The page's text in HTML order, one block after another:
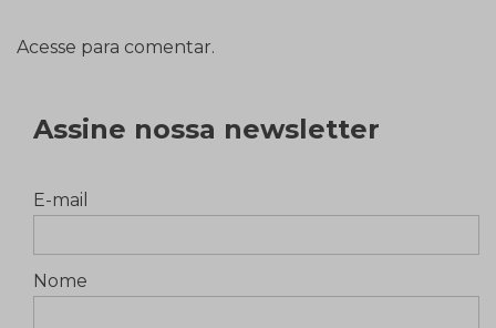
Acesse para comentar.
Assine nossa newsletter
E-mail
Nome